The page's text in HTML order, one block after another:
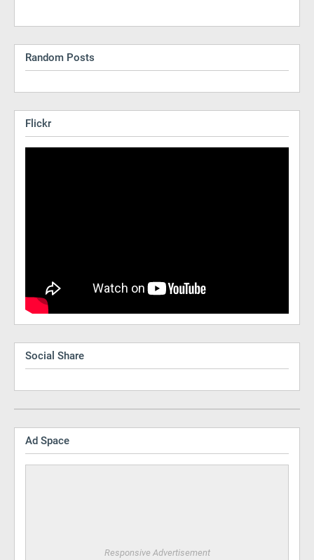
Random Posts
Flickr
Social Share
Ad Space
Responsive Advertisement